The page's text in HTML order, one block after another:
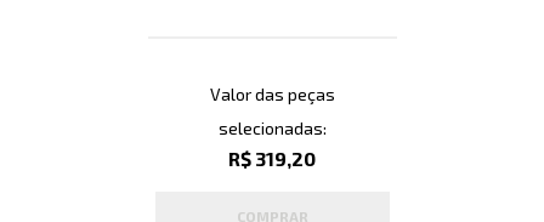
Valor das peças
selecionadas:
R$ 319,20
COMPRAR